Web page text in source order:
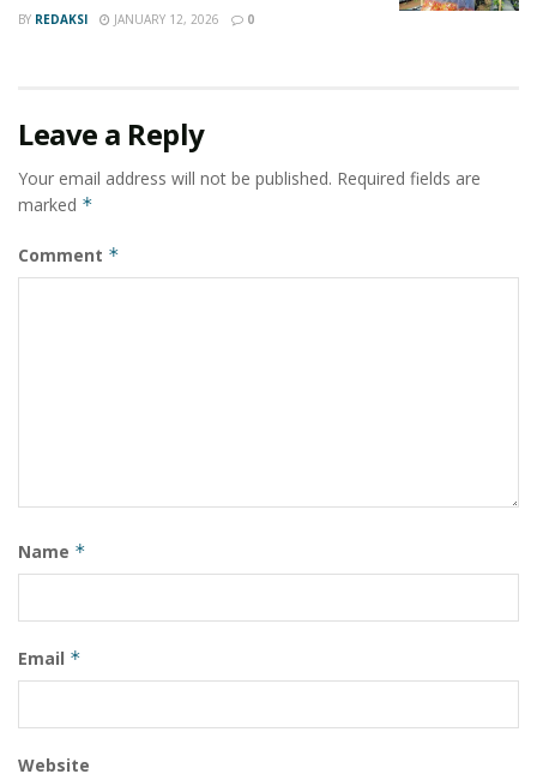
BY REDAKSI JANUARY 12, 2026 0
Leave a Reply
Your email address will not be published. Required fields are
marked *
Comment *
Name *
Email *
Website